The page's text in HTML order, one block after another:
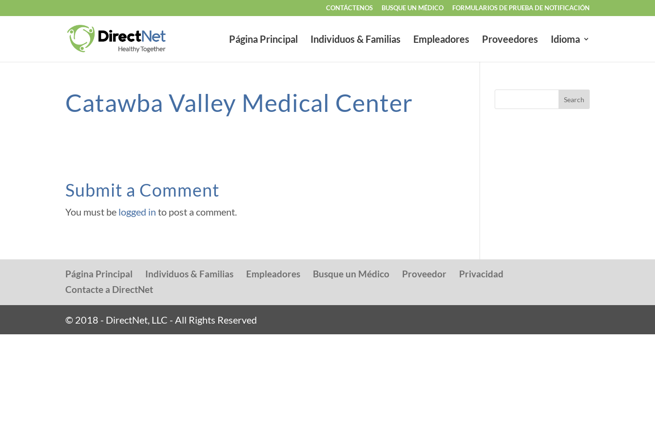
CONTÁCTENOS BUSQUE UN MÉDICO FORMULARIOS DE PRUEBA DE NOTIFICACIÓN
Página Principal Individuos & Familias Empleadores Proveedores Idioma
Catawba Valley Medical Center
Submit a Comment
You must be logged in to post a comment.
Página Principal Individuos & Familias Empleadores Busque un Médico Proveedor
Privacidad
Contacte a DirectNet
© 2018 - DirectNet, LLC - All Rights Reserved